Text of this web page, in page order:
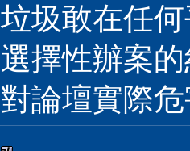
垃圾敢在任
選擇性辦案
對論壇實際